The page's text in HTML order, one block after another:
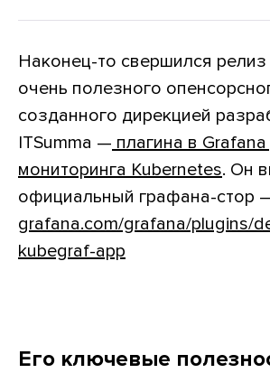
Наконец-то свершился релиз
очень полезного
созданного дирекцией
ITSumma — плагина в
мониторинга Kubernetes. Он
официальный графана-стор
grafana.com/grafana/plugins/
kubegraf-app
Его ключевые